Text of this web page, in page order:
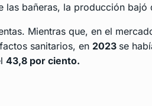
las bañeras, la producción bajó
Mientras que, en el
sanitarios, en 2023 se
43,8 por ciento.